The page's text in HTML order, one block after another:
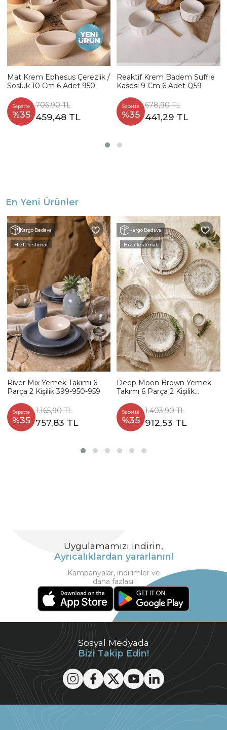
Mat Krem Ephesus Çerezlik /
Sosluk 10 Cm 6 Adet 950
Sepette
%35
706,90 TL
459,48 TL
Reaktif Krem Badem Suffle
Kasesi 9 Cm 6 Adet Q59
Sepette
%35
678,90 TL
441,29 TL
En Yeni Ürünler
Kargo Bedava
Hızlı Teslimat
River Mix Yemek Takımı 6
Parça 2 Kişilik 399-950-959
Sepette
%35
1.165,90 TL
757,83 TL
Kargo Bedava
Hızlı Teslimat
Deep Moon Brown Yemek
Takımı 6 Parça 2 Kişilik
Sepette
%35
1.403,90 TL
912,53 TL
Sosyal Medyada
Bizi Takip Edin!
Uygulamamızı indirin,
Ayrıcalıklardan yararlanın!
Kampanyalar, indirimler ve
daha fazlası!